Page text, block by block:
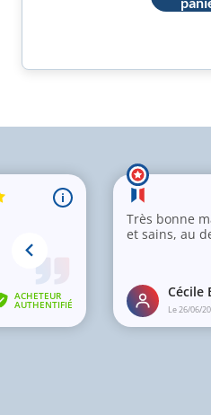
présente
protégeant
fraîche,